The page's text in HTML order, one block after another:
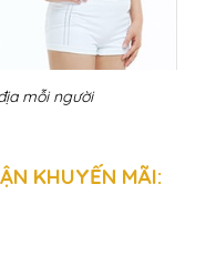
mỗi người
KHUYẾN MÃI: